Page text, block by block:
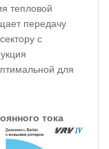
тепловой
передачу
с
для
тока